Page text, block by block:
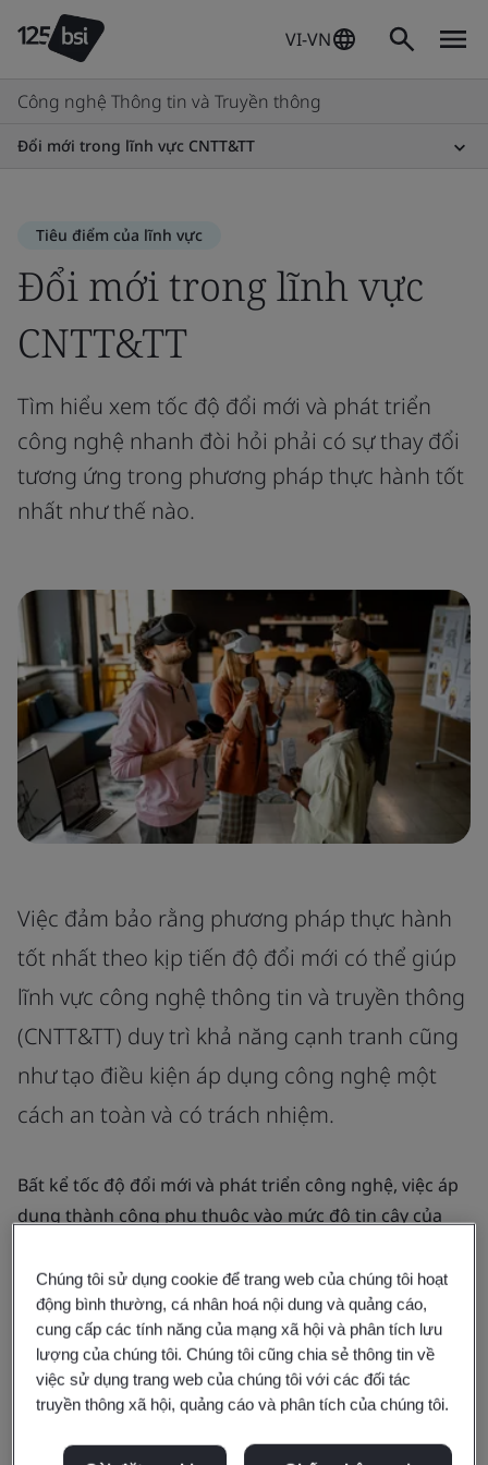
VI-VN
Công nghệ Thông tin và Truyền thông
Đổi mới trong lĩnh vực CNTT&TT
Tiêu điểm của lĩnh vực
Đổi mới trong lĩnh vực
CNTT&TT
Tìm hiểu xem tốc độ đổi mới và phát triển
công nghệ nhanh đòi hỏi phải có sự thay đổi
tương ứng trong phương pháp thực hành tốt
nhất như thế nào.
Việc đảm bảo rằng phương pháp thực hành
tốt nhất theo kịp tiến độ đổi mới có thể giúp
lĩnh vực công nghệ thông tin và truyền thông
(CNTT&TT) duy trì khả năng cạnh tranh cũng
như tạo điều kiện áp dụng công nghệ một
cách an toàn và có trách nhiệm.
Bất kể tốc độ đổi mới và phát triển công nghệ, việc áp
dụng thành công phụ thuộc vào mức độ tin cậy của
toán lượng tử và mật mã học phát triển nhanh chóng,
cách tiếp cận phù hợp dựa trên sự đồng thuận sẽ giúp
thúc đẩy hợp tác, tạo điều kiện cho các tổ chức cung
cấp công nghệ chất lượng cao mà người tiêu dùng có
thể hiểu và tin tưởng.
Phương thức chuẩn hóa linh hoạt mang đến sự đảm
Chúng tôi sử dụng cookie để trang web của chúng tôi hoạt
động bình thường, cá nhân hoá nội dung và quảng cáo,
cung cấp các tính năng của mạng xã hội và phân tích lưu
lượng của chúng tôi. Chúng tôi cũng chia sẻ thông tin về
việc sử dụng trang web của chúng tôi với các đối tác
truyền thông xã hội, quảng cáo và phân tích của chúng tôi.